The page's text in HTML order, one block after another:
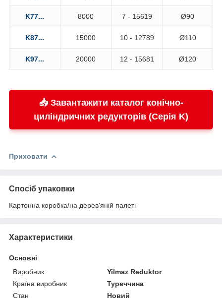
K77... 8000 7 - 15619 Ø90
K87... 15000 10 - 12789 Ø110
K97... 20000 12 - 15681 Ø120
📥 Завантажити каталог конічно-
циліндричних редукторів (Серія K)
Приховати
Спосіб упаковки
Картонна коробка/на дерев'яній палеті
Характеристики
Основні
Виробник
Yilmaz Reduktor
Країна виробник
Туреччина
Стан
Новий